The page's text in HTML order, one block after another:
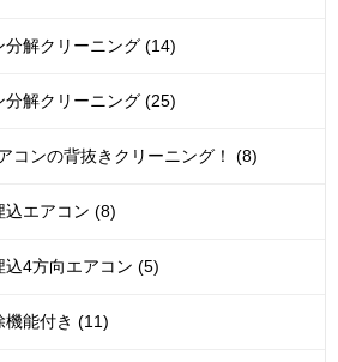
分解クリーニング (14)
分解クリーニング (25)
コンの背抜きクリーニング！ (8)
込エアコン (8)
込4方向エアコン (5)
機能付き (11)